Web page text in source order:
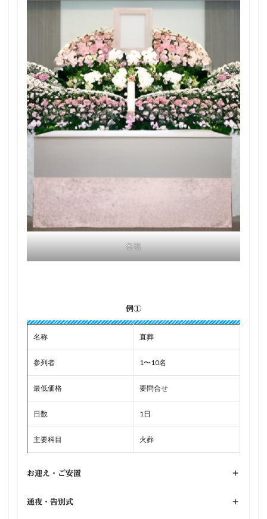
祭壇
例①
名称 直葬
参列者 1〜10名
最低価格 要問合せ
日数 1日
主要科目 火葬
お迎え・ご安置 +
通夜・告別式 +